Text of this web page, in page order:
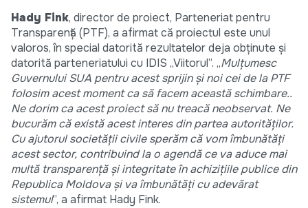
Hady Fink, director de proiect, Parteneriat pentru
Transparență (PTF), a afirmat că proiectul este unul
valoros, în special datorită rezultatelor deja obținute și
datorită parteneriatului cu IDIS „Viitorul”. „Mulțumesc
Guvernului SUA pentru acest sprijin și noi cei de la PTF
folosim acest moment ca să facem această schimbare..
Ne dorim ca acest proiect să nu treacă neobservat. Ne
bucurăm că există acest interes din partea autorităților.
Cu ajutorul societății civile sperăm că vom îmbunătăți
acest sector, contribuind la o agendă ce va aduce mai
multă transparență și integritate în achizițiile publice din
Republica Moldova și va îmbunătăți cu adevărat
sistemul”, a afirmat Hady Fink.